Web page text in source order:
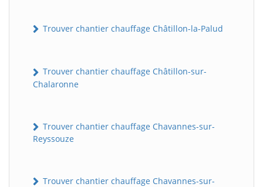
Trouver chantier chauffage Châtillon-la-Palud
Trouver chantier chauffage Châtillon-sur-
Chalaronne
Trouver chantier chauffage Chavannes-sur-
Reyssouze
Trouver chantier chauffage Chavannes-sur-